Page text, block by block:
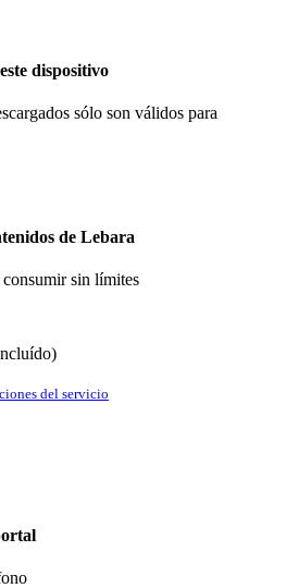
dispositivo
sólo son válidos para
de Lebara
consumir sin límites
del servicio